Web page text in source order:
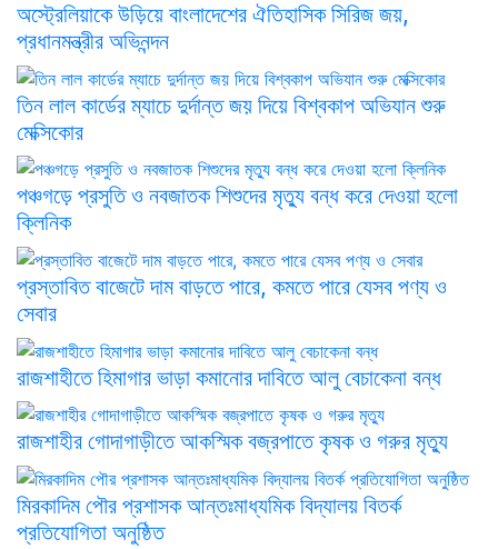
অস্ট্রেলিয়াকে উড়িয়ে বাংলাদেশের ঐতিহাসিক সিরিজ জয়,
প্রধানমন্ত্রীর অভিনন্দন
তিন লাল কার্ডের ম্যাচে দুর্দান্ত জয় দিয়ে বিশ্বকাপ অভিযান শুরু
মেক্সিকোর
পঞ্চগড়ে প্রসুতি ও নবজাতক শিশুদের মৃত্যু বন্ধ করে দেওয়া হলো
ক্লিনিক
প্রস্তাবিত বাজেটে দাম বাড়তে পারে, কমতে পারে যেসব পণ্য ও
সেবার
রাজশাহীতে হিমাগার ভাড়া কমানোর দাবিতে আলু বেচাকেনা বন্ধ
রাজশাহীর গোদাগাড়ীতে আকস্মিক বজ্রপাতে কৃষক ও গরুর মৃত্যু
মিরকাদিম পৌর প্রশাসক আন্তঃমাধ্যমিক বিদ্যালয় বিতর্ক
প্রতিযোগিতা অনুষ্ঠিত